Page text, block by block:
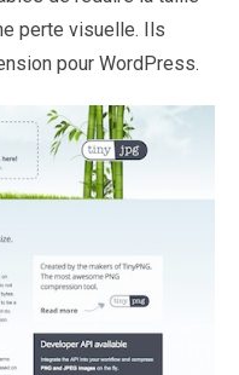
perte visuelle. Ils
pour WordPress.